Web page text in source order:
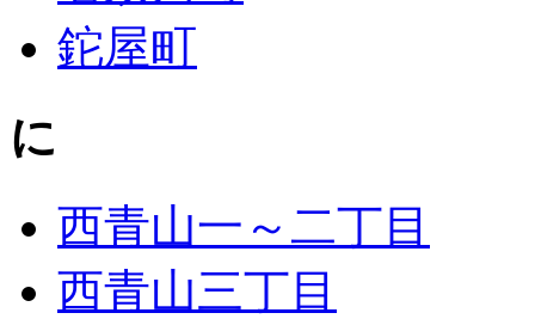
鉈屋町
に
西青山一～二丁目
西青山三丁目